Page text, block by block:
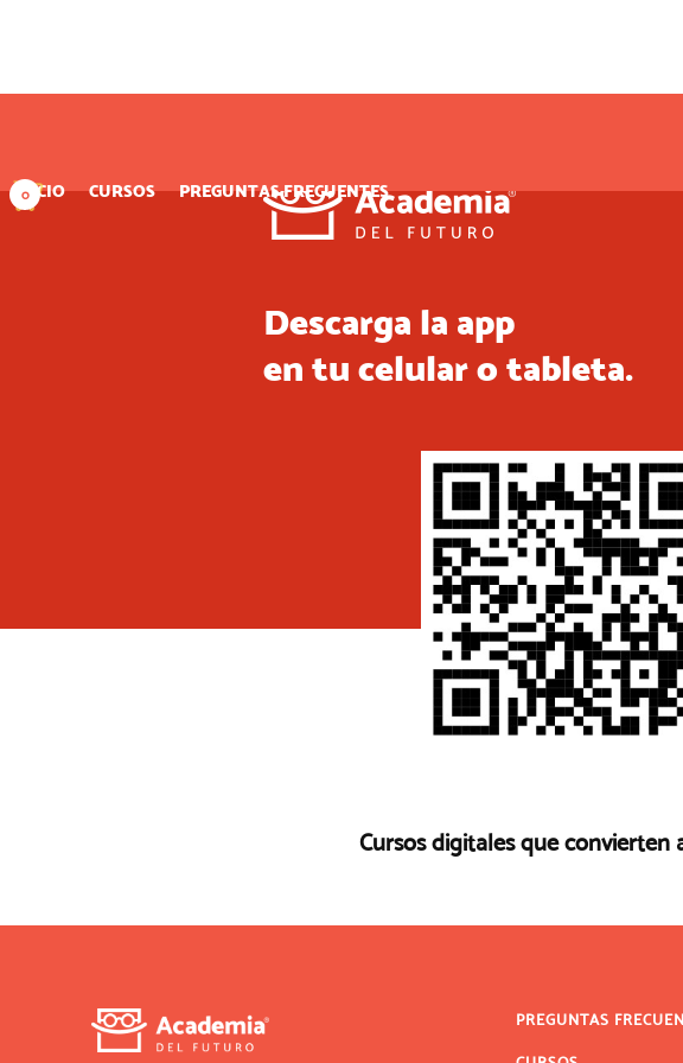
INICIO CURSOS PREGUNTAS FRECUENTES
0
Descarga la app
en tu celular o tableta.
Cursos digitales que convierten
PREGUNTAS